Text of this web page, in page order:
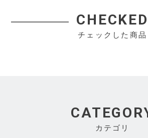
CHECKED
チェックした商品
カテゴリ